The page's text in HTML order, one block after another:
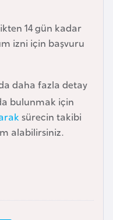
14 gün kadar
izni için başvuru
daha fazla detay
bulunmak için
sürecin takibi
alabilirsiniz.